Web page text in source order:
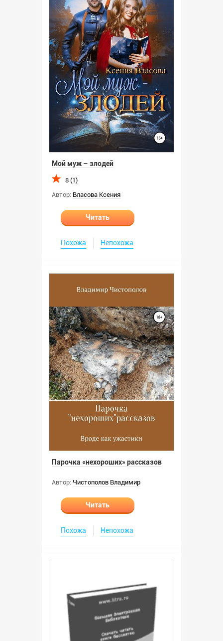
Мой муж – злодей
8 (1)
Автор: Власова Ксения
Читать
Похожа Непохожа
Парочка «нехороших» рассказов
Автор: Чистополов Владимир
Читать
Похожа Непохожа